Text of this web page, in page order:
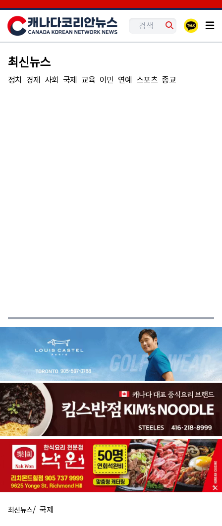
최신뉴스
정치 경제 사회 국제 교육 이민 연예 스포츠 종교
최신뉴스/ 국제